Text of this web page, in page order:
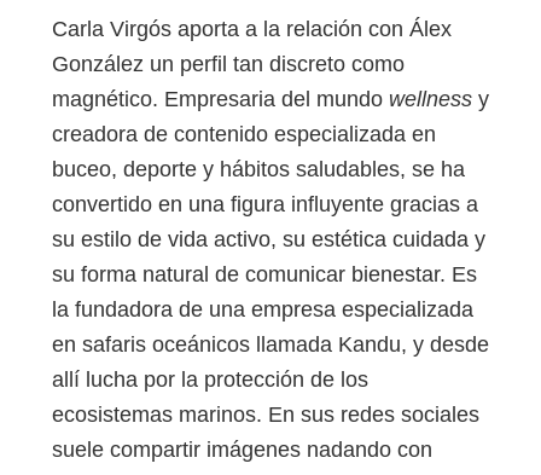
Carla Virgós aporta a la relación con Álex
González un perfil tan discreto como
magnético. Empresaria del mundo wellness y
creadora de contenido especializada en
buceo, deporte y hábitos saludables, se ha
convertido en una figura influyente gracias a
su estilo de vida activo, su estética cuidada y
su forma natural de comunicar bienestar. Es
la fundadora de una empresa especializada
en safaris oceánicos llamada Kandu, y desde
allí lucha por la protección de los
ecosistemas marinos. En sus redes sociales
suele compartir imágenes nadando con